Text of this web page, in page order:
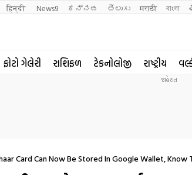
हिन्दी News9 ಕನ್ನಡ తెలుగు मराठी বাংলা
ફોટો ગેલેરી રાશિફળ ટેકનોલોજી રાષ્ટ્રીય
Card Can Now Be Stored In Google Wallet,